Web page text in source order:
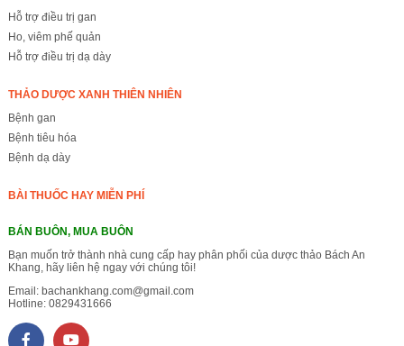
Hỗ trợ điều trị gan
Ho, viêm phế quản
Hỗ trợ điều trị dạ dày
THẢO DƯỢC XANH THIÊN NHIÊN
Bệnh gan
Bệnh tiêu hóa
Bệnh dạ dày
BÀI THUỐC HAY MIỄN PHÍ
BÁN BUÔN, MUA BUÔN
Bạn muốn trở thành nhà cung cấp hay phân phối của dược thảo Bách An
Khang, hãy liên hệ ngay với chúng tôi!
Email: bachankhang.com@gmail.com
Hotline: 0829431666